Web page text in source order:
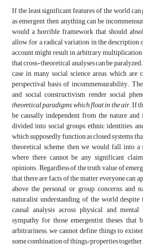
If the least significant features of the world
as emergent, then anything can be
would a horrible framework that should
allow for a radical variation in the description
account might result in arbitrary
that cross-theoretical analyses can be
case in many social science areas which
perspectival basis of incommensurability.
and social constructivism render social
theoretical paradigms which float in the air. If
be causally independent from the nature
divided into social groups, ethnic identities,
which supposedly function as closed systems
theoretical scheme, then we would fall into a
where there cannot be any significant
opinions. Regardless of the truth value of
that there are facts of the matter everyone can
above the personal or group concerns, and
naturalist understanding of the world
causal analysis across physical and
sympathy for those emergentist theses
arbitrariness; we cannot define things to
some combination of things/properties together.